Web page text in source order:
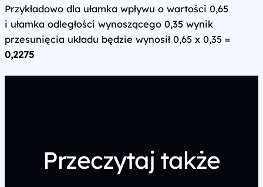
Przykładowo dla ułamka wpływu o wartości 0,65
i ułamka odległości wynoszącego 0,35 wynik
przesunięcia układu będzie wynosił 0,65 x 0,35 =
0,2275
Przeczytaj także